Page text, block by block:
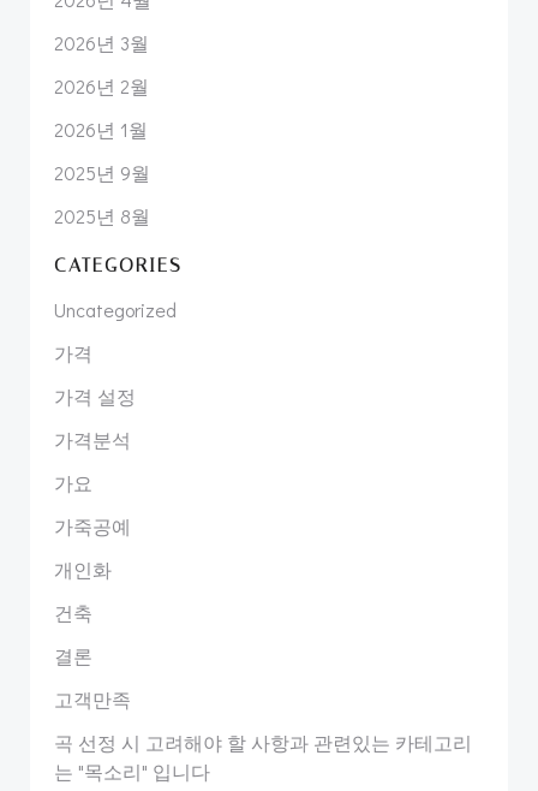
2026년 3월
2026년 2월
2026년 1월
2025년 9월
2025년 8월
CATEGORIES
Uncategorized
가격
가격 설정
가격분석
가요
가죽공예
개인화
건축
결론
고객만족
곡 선정 시 고려해야 할 사항과 관련있는 카테고리
는 "목소리" 입니다